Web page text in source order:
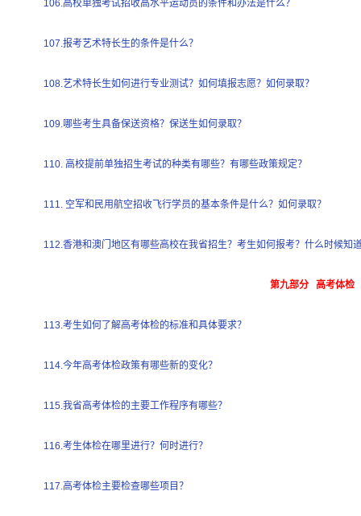
106.高校单独考试招收高水平运动员的条件和办法是什么？
107.报考艺术特长生的条件是什么？
108.艺术特长生如何进行专业测试？如何填报志愿？如何录取？
109.哪些考生具备保送资格？保送生如何录取？
110. 高校提前单独招生考试的种类有哪些？有哪些政策规定？
111. 空军和民用航空招收飞行学员的基本条件是什么？如何录取？
112.香港和澳门地区有哪些高校在我省招生？考生如何报考？什么时候知
第九部分 高考体检
113.考生如何了解高考体检的标准和具体要求？
114.今年高考体检政策有哪些新的变化？
115.我省高考体检的主要工作程序有哪些？
116.考生体检在哪里进行？何时进行？
117.高考体检主要检查哪些项目？